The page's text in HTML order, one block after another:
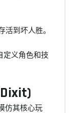
到坏人胜。
定义角色和技
仿其核心玩